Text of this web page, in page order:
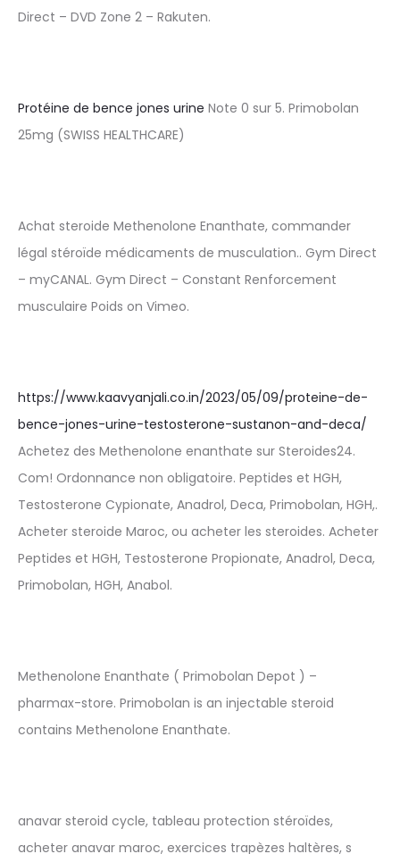
Direct – DVD Zone 2 – Rakuten.
Protéine de bence jones urine Note 0 sur 5. Primobolan
25mg (SWISS HEALTHCARE)
Achat steroide Methenolone Enanthate, commander
légal stéroïde médicaments de musculation.. Gym Direct
– myCANAL. Gym Direct – Constant Renforcement
musculaire Poids on Vimeo.
https://www.kaavyanjali.co.in/2023/05/09/proteine-de-
bence-jones-urine-testosterone-sustanon-and-deca/
Achetez des Methenolone enanthate sur Steroides24.
Com! Ordonnance non obligatoire. Peptides et HGH,
Testosterone Cypionate, Anadrol, Deca, Primobolan, HGH,.
Acheter steroide Maroc, ou acheter les steroides. Acheter
Peptides et HGH, Testosterone Propionate, Anadrol, Deca,
Primobolan, HGH, Anabol.
Methenolone Enanthate ( Primobolan Depot ) –
pharmax-store. Primobolan is an injectable steroid
contains Methenolone Enanthate.
anavar steroid cycle, tableau protection stéroïdes,
acheter anavar maroc, exercices trapèzes haltères, s